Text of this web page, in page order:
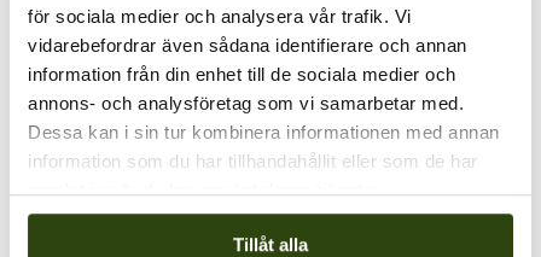
för sociala medier och analysera vår trafik. Vi
vidarebefordrar även sådana identifierare och annan
information från din enhet till de sociala medier och
annons- och analysföretag som vi samarbetar med.
Dessa kan i sin tur kombinera informationen med annan
information som du har tillhandahållit eller som de har
samlat in när du har använt deras tjänster.
Tillåt alla